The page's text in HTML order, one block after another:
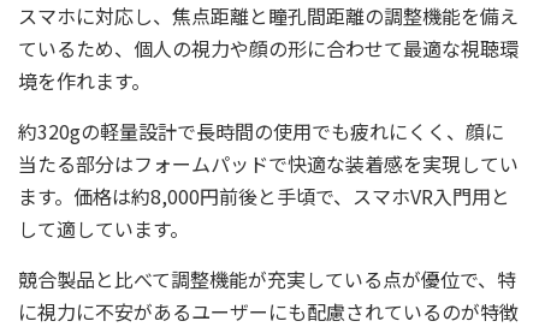
スマホに対応し、焦点距離と瞳孔間距離の調整機能を備え
ているため、個人の視力や顔の形に合わせて最適な視聴環
境を作れます。
約320gの軽量設計で長時間の使用でも疲れにくく、顔に
当たる部分はフォームパッドで快適な装着感を実現してい
ます。価格は約8,000円前後と手頃で、スマホVR入門用と
して適しています。
競合製品と比べて調整機能が充実している点が優位で、特
に視力に不安があるユーザーにも配慮されているのが特徴